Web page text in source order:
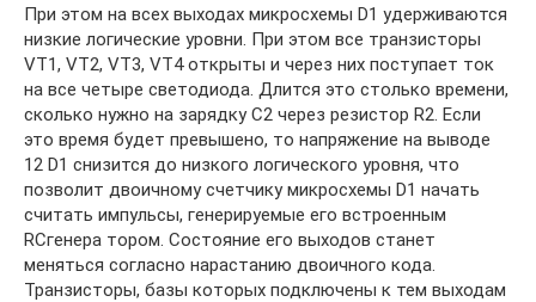
При этом на всех выходах микросхемы D1 удерживаются
низкие логические уровни. При этом все транзисторы
VT1, VT2, VT3, VT4 открыты и через них поступает ток
на все четыре светодиода. Длится это столько времени,
сколько нужно на зарядку С2 через резистор R2. Если
это время будет превышено, то напряжение на выводе
12 D1 снизится до низкого логического уровня, что
позволит двоичному счетчику микросхемы D1 начать
считать импульсы, генерируемые его встроенным
RCгенера тором. Состояние его выходов станет
меняться согласно нарастанию двоичного кода.
Транзисторы, базы которых подключены к тем выходам